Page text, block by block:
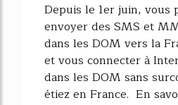
Depuis le 1er juin, vous
envoyer des SMS et
dans les DOM vers la
et vous connecter à
dans les DOM sans
étiez en France. En